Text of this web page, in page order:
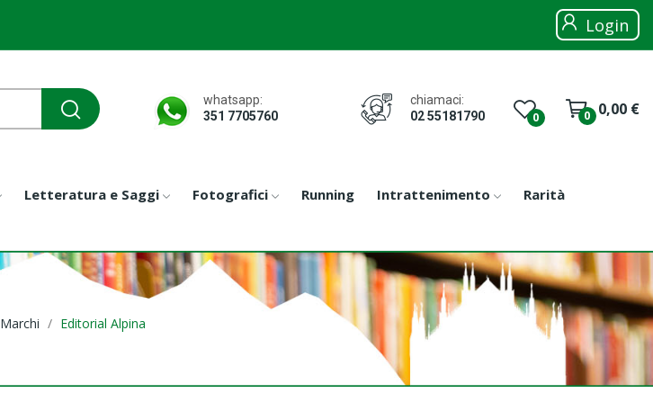
Login
whatsapp:
351 7705760
chiamaci:
02 55181790
0 0,00 €
0
Letteratura e Saggi Fotografici Running Intrattenimento
Rarità
Marchi Editorial Alpina